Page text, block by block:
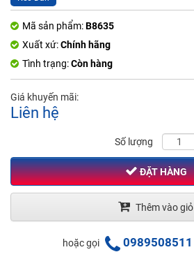
Mã sản phẩm:B8635
Xuất xứ:Chính hãng
Tình trạng:Còn hàng
Giá khuyến mãi:
Liên hệ
Số lượng
ĐẶT HÀNG
Thêm vào giỏ
hoặc gọi 0989508511